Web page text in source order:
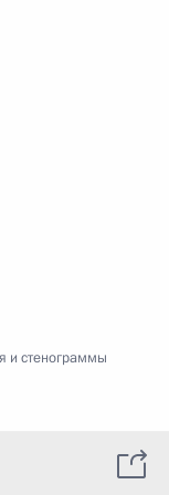
и стенограммы